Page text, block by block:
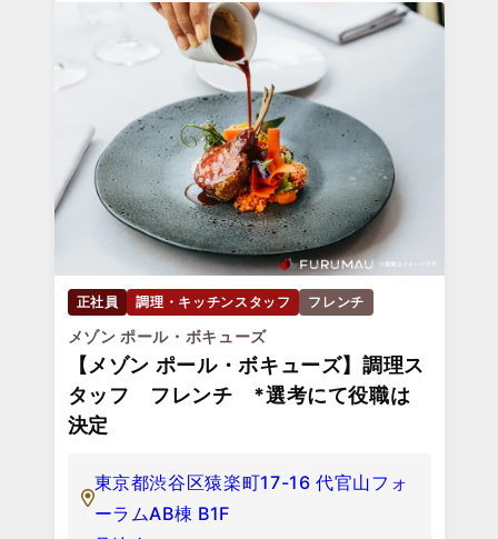
正社員 調理・キッチンスタッフ フレンチ
メゾン ポール・ボキューズ
【メゾン ポール・ボキューズ】調理ス
タッフ フレンチ *選考にて役職は
決定
東京都渋谷区猿楽町17-16 代官山フォ
ーラムAB棟 B1F